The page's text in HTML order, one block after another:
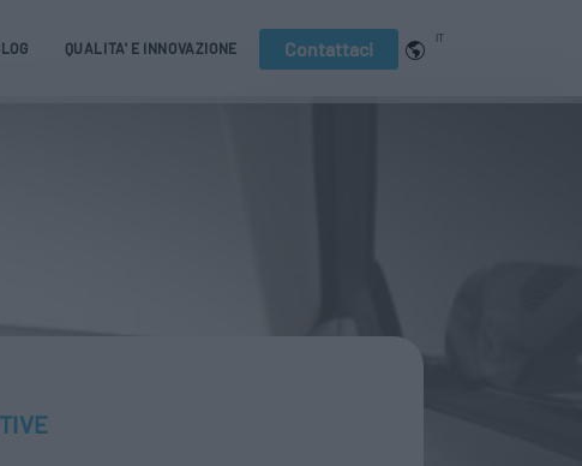
IT
QUALITA' E INNOVAZIONE Contattaci